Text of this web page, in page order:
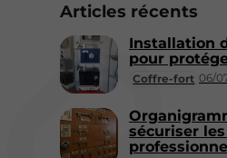
Articles récents
Coffre-fort 06/
Installation
pour
sécuriser les